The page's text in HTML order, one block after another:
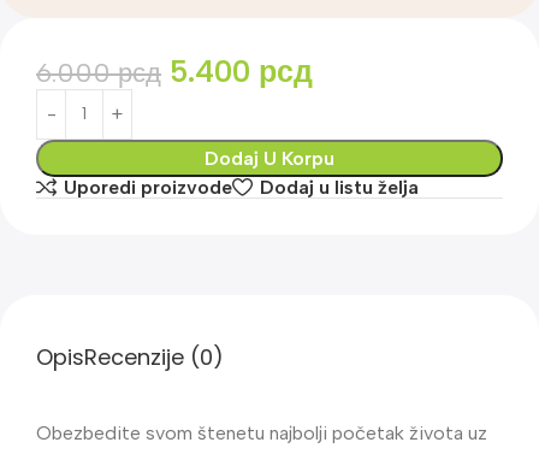
6.000рсд 5.400 рсд
Dodaj U Korpu
Uporedi proizvode
Dodaj u listu želja
OpisRecenzije (0)
Obezbedite svom štenetu najbolji početak života uz